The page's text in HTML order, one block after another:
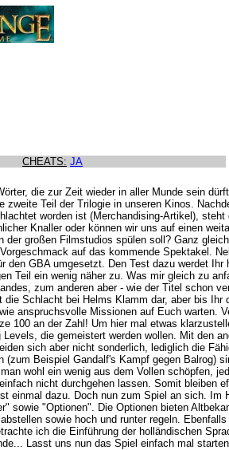
CHEATS: JA
die zur Zeit wieder in aller Munde sein
zweite Teil der Trilogie in unseren Kinos.
worden ist (Merchandising-Artikel),
Knaller oder können wir uns auf einen
der großen Filmstudios spülen soll? Ganz
auf das kommende Spektakel.
den GBA umgesetzt. Den Test dazu werdet
Teil ein wenig näher zu. Was mir gleich zu
zum anderen aber - wie der Titel schon
die Schlacht bei Helms Klamm dar, aber bis
anspruchsvolle Missionen auf Euch warten.
100 an der Zahl! Um hier mal etwas
die gemeistert werden wollen. Mit den
sich aber nicht sonderlich, lediglich die
(zum Beispiel Gandalf's Kampf gegen Balrog)
wohl ein wenig aus dem Vollen schöpfen,
nicht durchgehen lassen. Somit bleiben
einmal dazu. Doch nun zum Spiel an sich. Im
sowie "Optionen". Die Optionen bieten
sowie hoch und runter regeln.
ich die Einführung der holländischen
Lasst uns nun das Spiel einfach mal